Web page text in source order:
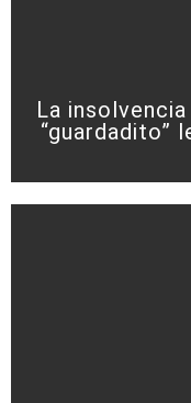
La
“guardadito”